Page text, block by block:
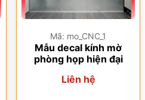
Mã: mo_CNC_1
Mẫu decal kính mờ
phòng họp hiện đại
Liên hệ